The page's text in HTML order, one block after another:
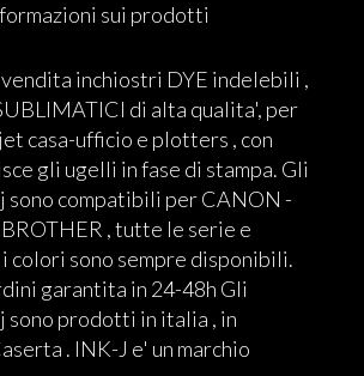
sui prodotti
inchiostri DYE indelebili ,
di alta qualita', per
casa-ufficio e plotters , con
gli ugelli in fase di stampa. Gli
sono compatibili per CANON -
, tutte le serie e
colori sono sempre disponibili.
garantita in 24-48h Gli
sono prodotti in italia , in
. INK-J e' un marchio